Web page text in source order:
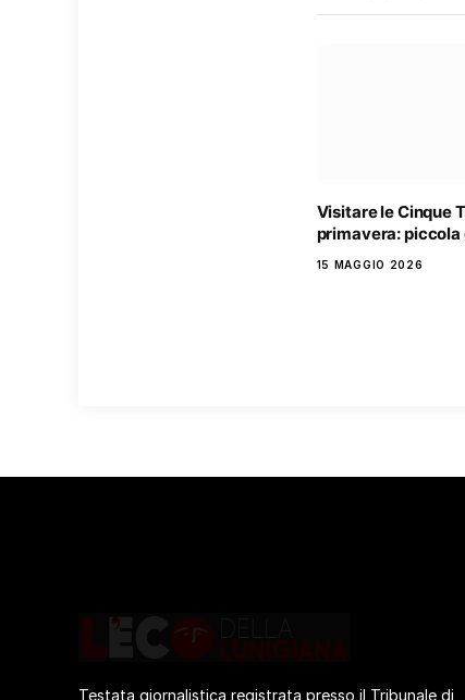
Visitare le Cinque
primavera:
15 MAGGIO 2026
Testata giornalistica registrata presso il Tribunale di